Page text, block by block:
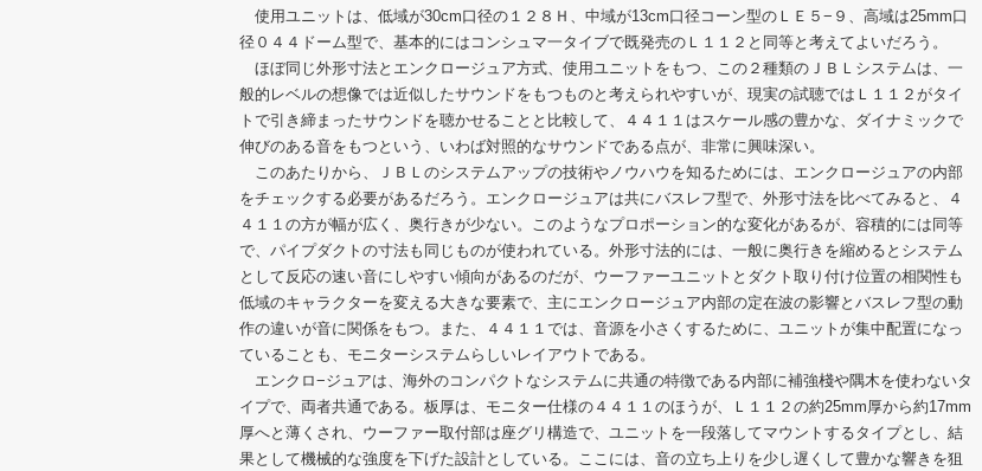
使用ユニットは、低域が30cm口径の１２８Ｈ、中域が13cm口径コーン型のＬＥ５−９、高域は25mm口
径０４４ドーム型で、基本的にはコンシュマ一タイブで既発売のＬ１１２と同等と考えてよいだろう。
ほぼ同じ外形寸法とエンクロージュア方式、使用ユニットをもつ、この２種類のＪＢＬシステムは、一
般的レベルの想像では近似したサウンドをもつものと考えられやすいが、現実の試聴ではＬ１１２がタイ
トで引き締まったサウンドを聴かせることと比較して、４４１１はスケール感の豊かな、ダイナミックで
伸びのある音をもつという、いわば対照的なサウンドである点が、非常に興味深い。
このあたりから、ＪＢＬのシステムアップの技術やノウハウを知るためには、エンクロージュアの内部
をチェックする必要があるだろう。エンクロージュアは共にバスレフ型で、外形寸法を比べてみると、４
４１１の方が幅が広く、奥行きが少ない。このようなプロポーション的な変化があるが、容積的には同等
で、パイプダクトの寸法も同じものが使われている。外形寸法的には、一般に奥行きを縮めるとシステム
として反応の速い音にしやすい傾向があるのだが、ウーファーユニットとダクト取り付け位置の相関性も
低域のキャラクターを変える大きな要素で、主にエンクロージュア内部の定在波の影響とバスレフ型の動
作の違いが音に関係をもつ。また、４４１１では、音源を小さくするために、ユニットが集中配置になっ
ていることも、モニターシステムらしいレイアウトである。
エンクロ−ジュアは、海外のコンパクトなシステムに共通の特徴である内部に補強棧や隅木を使わないタ
イプで、両者共通である。板厚は、モニター仕様の４４１１のほうが、Ｌ１１２の約25mm厚から約17mm
厚へと薄くされ、ウーファー取付部は座グリ構造で、ユニットを一段落してマウントするタイプとし、結
果として機械的な強度を下げた設計としている。ここには、音の立ち上りを少し遅くして豊かな響きを狙